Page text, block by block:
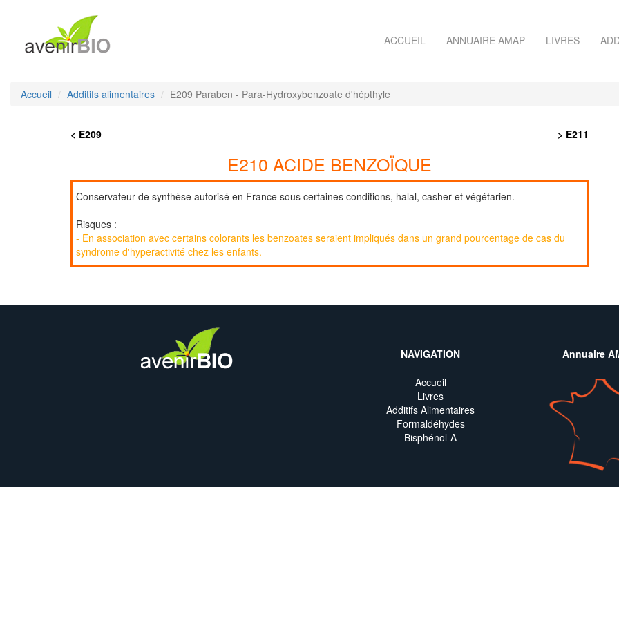
ACCUEIL ANNUAIRE AMAP LIVRES
Accueil Additifs alimentaires E209 Paraben - Para-Hydroxybenzoate d'hépthyle
< E209 > E211
E210 ACIDE BENZOÏQUE
Conservateur de synthèse autorisé en France sous certaines conditions, halal, casher et végétarien.
Risques :
- En association avec certains colorants les benzoates seraient impliqués dans un grand pourcentage de cas du
syndrome d'hyperactivité chez les enfants.
NAVIGATION
Accueil
Livres
Additifs Alimentaires
Formaldéhydes
Bisphénol-A
Annuaire